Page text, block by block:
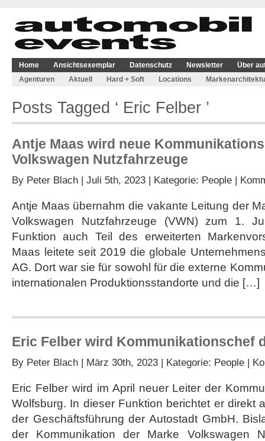
Home Ansichtsexemplar Datenschutz Newsletter
Über
Agenturen
Aktuell Hard + Soft Locations
Posts Tagged ‘ Eric Felber ’
Antje Maas wird neue
Volkswagen Nutzfahrzeuge
By Peter Blach | Juli 5th, 2023 | Kategorie: People |
Antje Maas übernahm die vakante Leitung der
Volkswagen Nutzfahrzeuge (VWN) zum 1.
Funktion auch Teil des erweiterten
Maas leitete seit 2019 die globale
AG. Dort war sie für sowohl für die externe
internationalen Produktionsstandorte und die […]
Eric Felber wird Kommunikationschef
By Peter Blach | März 30th, 2023 | Kategorie: People |
Eric Felber wird im April neuer Leiter der
Wolfsburg. In dieser Funktion berichtet er direkt
der Geschäftsführung der Autostadt GmbH.
der Kommunikation der Marke Volkswagen